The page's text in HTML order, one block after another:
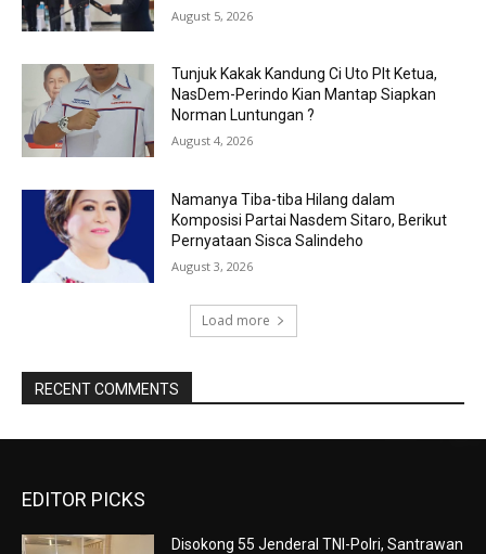
August 5, 2026
Tunjuk Kakak Kandung Ci Uto Plt Ketua,
NasDem-Perindo Kian Mantap Siapkan
Norman Luntungan ?
August 4, 2026
Namanya Tiba-tiba Hilang dalam
Komposisi Partai Nasdem Sitaro, Berikut
Pernyataan Sisca Salindeho
August 3, 2026
Load more
RECENT COMMENTS
EDITOR PICKS
Disokong 55 Jenderal TNI-Polri, Santrawan